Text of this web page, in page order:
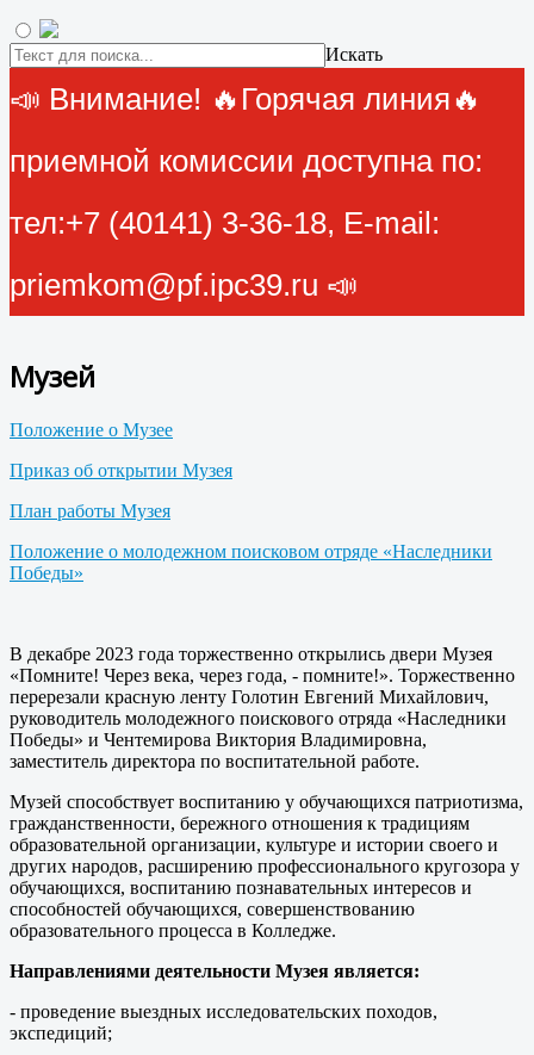
Искать
📣 Внимание! 🔥Горячая линия🔥
приемной комиссии доступна по:
тел:+7 (40141) 3-36-18, E-mail:
priemkom@pf.ipc39.ru 📣
Музей
Положение о Музее
Приказ об открытии Музея
План работы Музея
Положение о молодежном поисковом отряде «Наследники
Победы»
В декабре 2023 года торжественно открылись двери Музея
«Помните! Через века, через года, - помните!». Торжественно
перерезали красную ленту Голотин Евгений Михайлович,
руководитель молодежного поискового отряда «Наследники
Победы» и Чентемирова Виктория Владимировна,
заместитель директора по воспитательной работе.
Музей способствует воспитанию у обучающихся патриотизма,
гражданственности, бережного отношения к традициям
образовательной организации, культуре и истории своего и
других народов, расширению профессионального кругозора у
обучающихся, воспитанию познавательных интересов и
способностей обучающихся, совершенствованию
образовательного процесса в Колледже.
Направлениями деятельности Музея является:
- проведение выездных исследовательских походов,
экспедиций;